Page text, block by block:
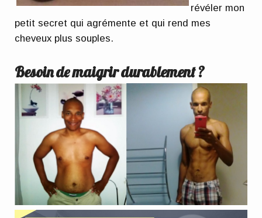
révéler mon
petit secret qui agrémente et qui rend mes
cheveux plus souples.
Besoin de maigrir durablement ?